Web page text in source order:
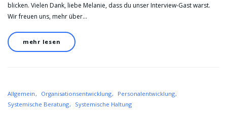
blicken. Vielen Dank, liebe Melanie, dass du unser Interview-Gast warst.
Wir freuen uns, mehr über…
mehr lesen
Allgemein Organisationsentwicklung
Personalentwicklung
Systemische Beratung
Systemische Haltung